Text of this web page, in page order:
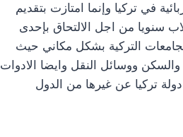
في تركيا وإنما امتازت بتقديم
سنويا من اجل الالتحاق بإحدى
التركية بشكل مكاني حيث
ووسائل النقل وايضا الادوات
تركيا عن غيرها من الدول